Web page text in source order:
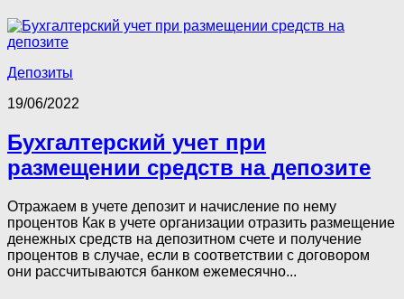
Депозиты
19/06/2022
Бухгалтерский учет при
размещении средств на депозите
Отражаем в учете депозит и начисление по нему
процентов Как в учете организации отразить размещение
денежных средств на депозитном счете и получение
процентов в случае, если в соответствии с договором
они рассчитываются банком ежемесячно...